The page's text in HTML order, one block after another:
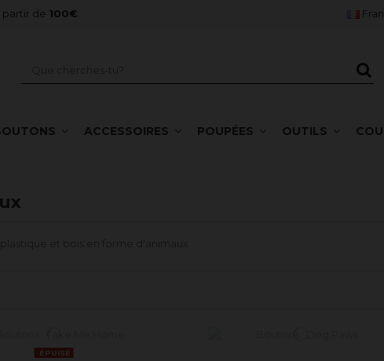
partir de 100€
ACCESSOIRES POUPÉES OUTILS
ÉPUISÉ